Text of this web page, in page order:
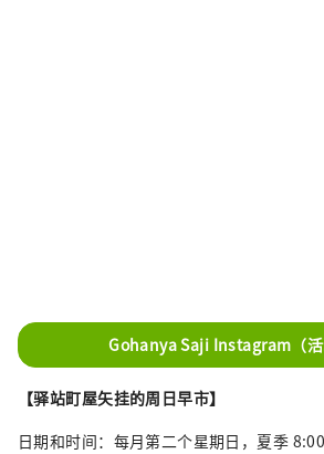
Gohanya Saji Instagram（活
【驿站町屋矢挂的周日早市】
日期和时间：每月第二个星期日，夏季